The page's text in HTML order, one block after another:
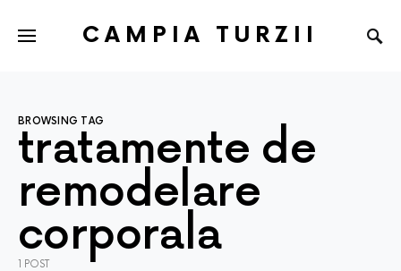
CAMPIA TURZII
BROWSING TAG
tratamente de
remodelare
corporala
1 POST